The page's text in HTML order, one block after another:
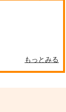
もっとみる